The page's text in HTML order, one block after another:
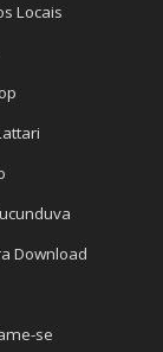
Locais
Download
se